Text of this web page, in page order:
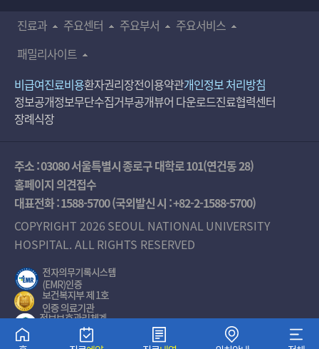
진료과
주요센터 주요부서
주요서비스
패밀리사이트
비급여진료비용환자권리장전이용약관개인정보 처리방침
정보공개정보무단수집거부공개뷰어 다운로드진료협력센터
장례식장
주소 : 03080 서울특별시 종로구 대학로 101(연건동 28)
홈페이지 의견접수
대표전화 :1588-5700(국외발신 시 :+82-2-1588-5700)
COPYRIGHT 2026 SEOUL NATIONAL UNIVERSITY
HOSPITAL. ALL RIGHTS RESERVED